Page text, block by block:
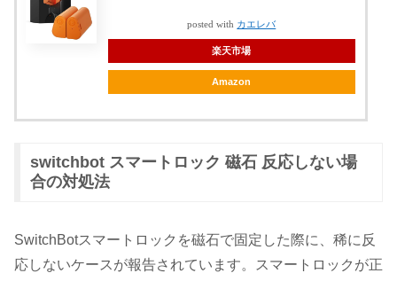
posted with カエレバ
楽天市場
Amazon
switchbot スマートロック 磁石 反応しない場
合の対処法
SwitchBotスマートロックを磁石で固定した際に、稀に反
応しないケースが報告されています。スマートロックが正